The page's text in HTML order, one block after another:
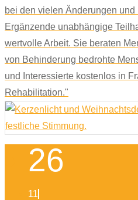
bei den vielen Änderungen
Ergänzende unabhängige
wertvolle Arbeit. Sie beraten
von Behinderung bedrohte
und Interessierte kostenlos in
Rehabilitation."
26
11